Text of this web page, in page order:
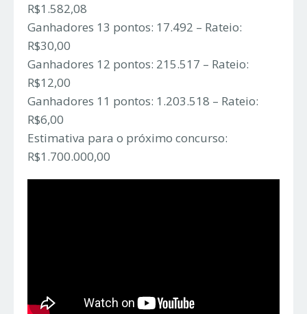
R$1.582,08
Ganhadores 13 pontos: 17.492 – Rateio:
R$30,00
Ganhadores 12 pontos: 215.517 – Rateio:
R$12,00
Ganhadores 11 pontos: 1.203.518 – Rateio:
R$6,00
Estimativa para o próximo concurso:
R$1.700.000,00